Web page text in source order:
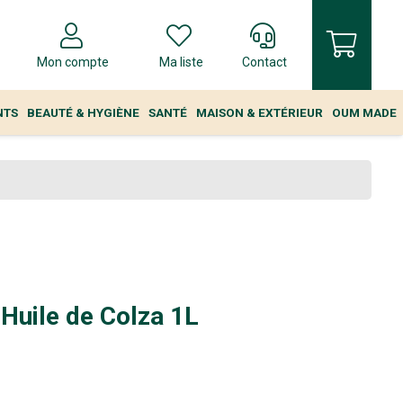
Mon compte Ma liste Contact
BEAUTÉ & HYGIÈNE SANTÉ MAISON & EXTÉRIEUR OUM MADE
de Colza 1L